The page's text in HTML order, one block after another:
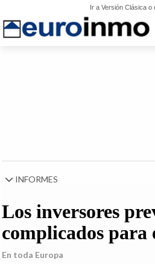
Ir a Versión Clásica o
INFORMES
Los inversores
complicados para
En toda Europa